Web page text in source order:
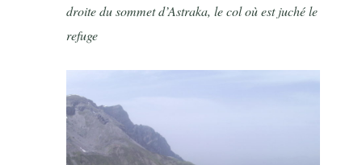
droite du sommet d’Astraka, le col où est juché le
refuge